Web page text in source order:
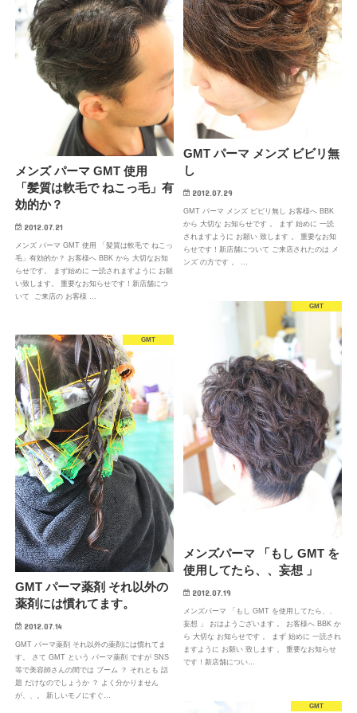
GMT パーマ メンズ ビビリ無
し
2012.07.29
GMT パーマ メンズ ビビリ無し お客様へ BBK
から 大切な お知らせです 。 まず 始めに 一読
されますように お願い 致します 。 重要なお知
らせです！新店舗について ご来店されたのは メ
ンズ の方です 。 …
メンズ パーマ GMT 使用
「髪質は軟毛で ねこっ毛」有
効的か？
2012.07.21
メンズ パーマ GMT 使用 「髪質は軟毛で ねこっ
毛」有効的か？ お客様へ BBK から 大切なお知
らせです。 まず始めに 一読されますように お願
い致します。 重要なお知らせです！新店舗につ
いて ご来店の お客様 …
GMT
メンズパーマ 「もし GMT を
使用してたら、、妄想 」
2012.07.19
メンズパーマ 「もし GMT を使用してたら、、
妄想 」 おはようございます 。 お客様へ BBK か
ら 大切な お知らせです 。 まず 始めに 一読され
ますように お願い 致します 。 重要なお知らせ
です！新店舗につい…
GMT
GMT パーマ薬剤 それ以外の
薬剤には慣れてます。
2012.07.14
GMT パーマ薬剤 それ以外の薬剤には慣れてま
す。 さて GMT という パーマ薬剤 ですが SNS
等で美容師さんの間では ブーム ？ それとも 話
題 だけなのでしょうか ？ よく分かりません
が、、。 新しいモノにすぐ…
GMT